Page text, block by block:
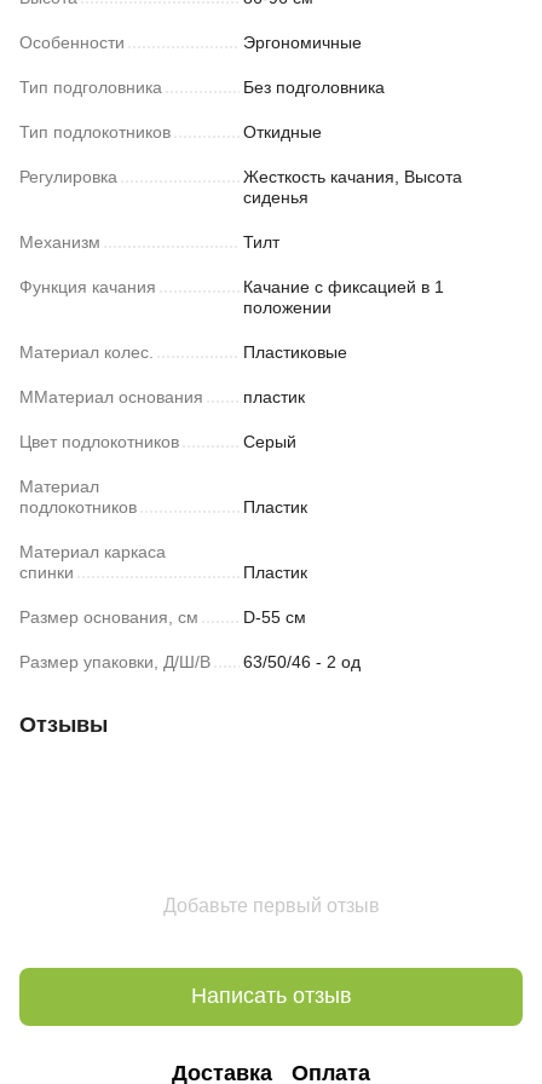
Особенности Эргономичные
Тип подголовника Без подголовника
Тип подлокотников Откидные
Регулировка
Жесткость качания, Высота
сиденья
Механизм Тилт
Функция качания
Качание с фиксацией в 1
положении
Материал колес. Пластиковые
ММатериал основания пластик
Цвет подлокотников Серый
Материал
подлокотников
Пластик
Материал каркаса
спинки
Пластик
Размер основания, см D-55 см
Размер упаковки, Д/Ш/В 63/50/46 - 2 од
Отзывы
Добавьте первый отзыв
Написать отзыв
Доставка Оплата